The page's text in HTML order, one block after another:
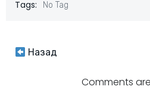
Tags: No Tag
Навигация
Назад
Comments